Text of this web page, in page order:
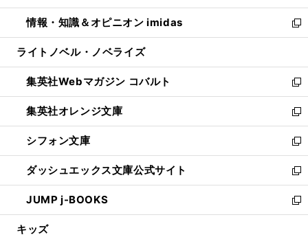
開
く
ウ
で
開
ン
ド
ウ
開
く
ウ
ィ
ン
ウ
で
開
く
し
い
ウ
ン
ド
ウ
で
開
く
情報・知識＆オピニオン imidas
新
し
ウ
ィ
ン
ド
ウ
で
開
く
ライトノベル・ノベライズ
集英社Webマガジン コバルト
新
し
い
ウ
ィ
ン
ド
ウ
で
開
集英社オレンジ文庫
新
し
い
ウ
ィ
ン
ド
ウ
シフォン文庫
新
し
い
ウ
ィ
ン
ダッシュエックス文庫公式サイト
新
し
い
ウ
JUMP j-BOOKS
新
し
キッズ